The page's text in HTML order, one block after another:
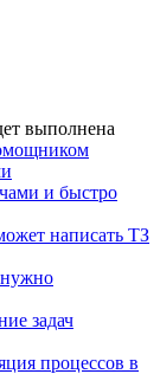
выполнена
и быстро
написать ТЗ
нужно
задач
процессов в